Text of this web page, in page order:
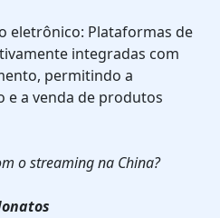
eletrônico: Plataformas de
integradas com
permitindo a
e a venda de produtos
o streaming na China?